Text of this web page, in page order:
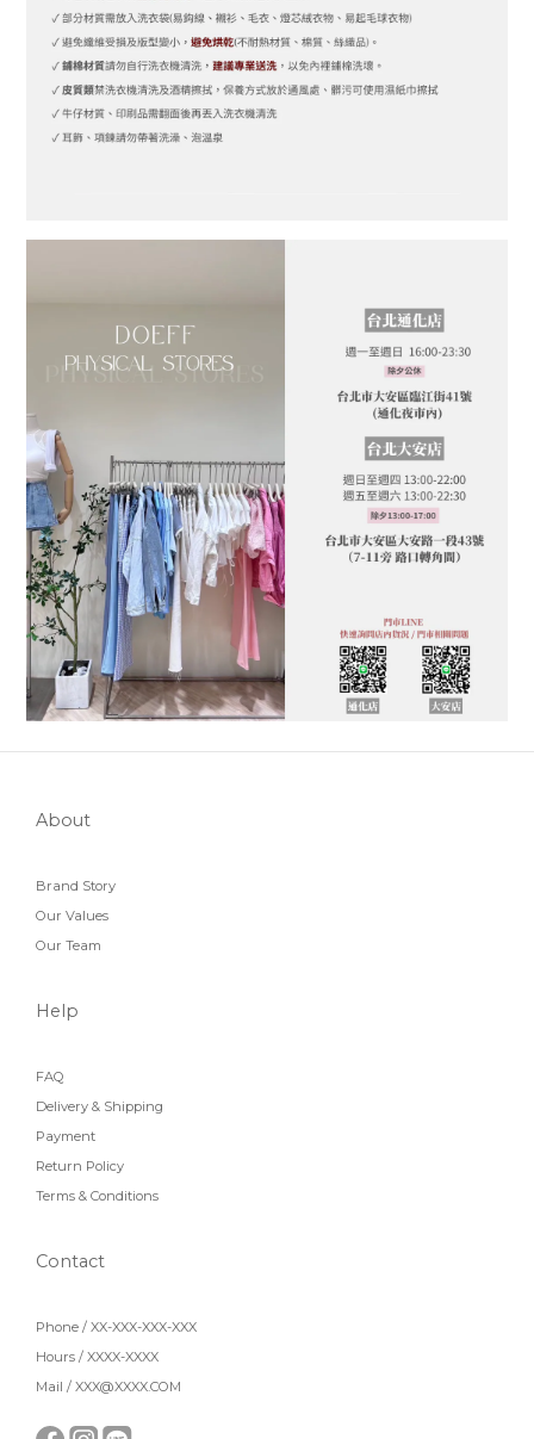
About
Brand Story
Our Values
Our Team
Help
FAQ
Delivery & Shipping
Payment
Return Policy
Terms & Conditions
Contact
Phone / XX-XXX-XXX-XXX
Hours / XXXX-XXXX
Mail / XXX@XXXX.COM